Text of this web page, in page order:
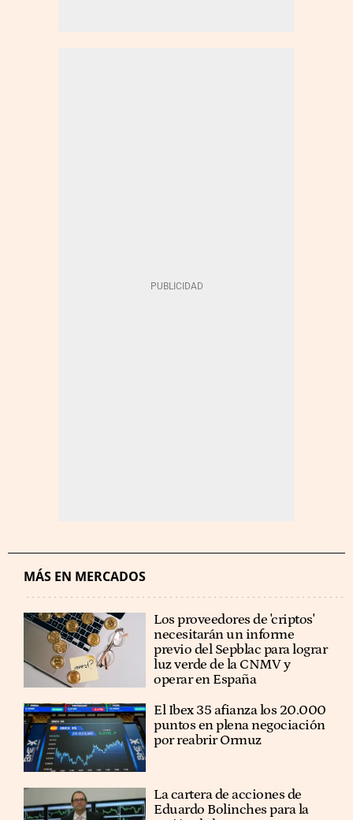
MÁS EN MERCADOS
Los proveedores de 'criptos'
necesitarán un informe
previo del Sepblac para lograr
luz verde de la CNMV y
operar en España
El Ibex 35 afianza los 20.000
puntos en plena negociación
por reabrir Ormuz
La cartera de acciones de
Eduardo Bolinches para la